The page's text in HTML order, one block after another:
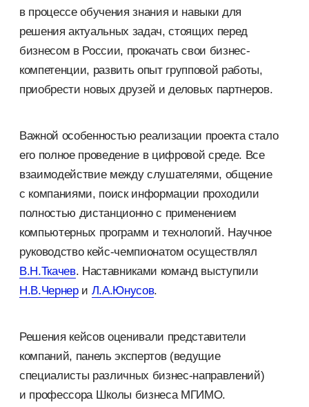
в процессе обучения знания и навыки для
решения актуальных задач, стоящих перед
бизнесом в России, прокачать свои бизнес-
компетенции, развить опыт групповой работы,
приобрести новых друзей и деловых партнеров.
Важной особенностью реализации проекта стало
его полное проведение в цифровой среде. Все
взаимодействие между слушателями, общение
с компаниями, поиск информации проходили
полностью дистанционно с применением
компьютерных программ и технологий. Научное
руководство кейс-чемпионатом осуществлял
В.Н.Ткачев. Наставниками команд выступили
Н.В.Чернери Л.А.Юнусов.
Решения кейсов оценивали представители
компаний, панель экспертов (ведущие
специалисты различных бизнес-направлений)
и профессора Школы бизнеса МГИМО.